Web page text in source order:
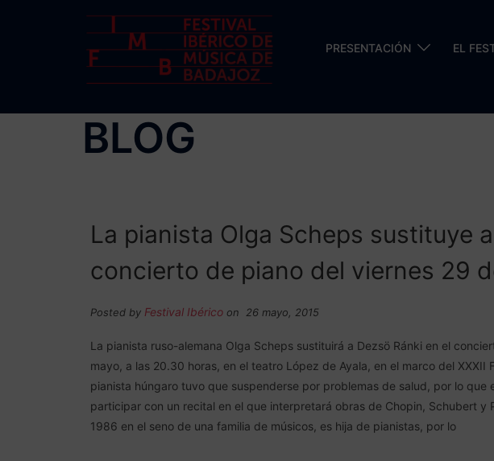
PRESENTACIÓN EL
BLOG
La pianista Olga Scheps sustituye
concierto de piano del viernes 29
Posted by Festival Ibérico on 26 mayo, 2015
La pianista ruso-alemana Olga Scheps sustituirá a Dezsö Ránki en el
mayo, a las 20.30 horas, en el teatro López de Ayala, en el marco del
pianista húngaro tuvo que suspenderse por problemas de salud, por lo que
participar con un recital en el que interpretará obras de Chopin, Schubert
1986 en el seno de una familia de músicos, es hija de pianistas, por lo